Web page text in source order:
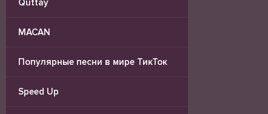
Quttay
MACAN
Популярные песни в мире ТикТок
Speed Up